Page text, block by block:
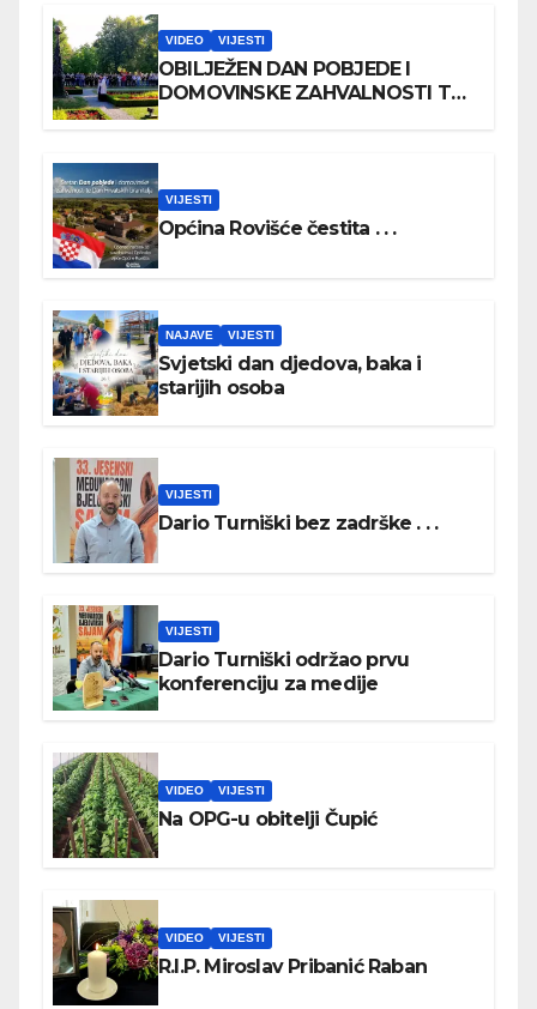
VIDEO VIJESTI
OBILJEŽEN DAN POBJEDE I
DOMOVINSKE ZAHVALNOSTI TE
VIJESTI
Općina Rovišće čestita . . .
NAJAVE VIJESTI
Svjetski dan djedova, baka i
starijih osoba
VIJESTI
Dario Turniški bez zadrške . . .
VIJESTI
Dario Turniški održao prvu
konferenciju za medije
VIDEO VIJESTI
Na OPG-u obitelji Čupić
VIDEO VIJESTI
R.I.P. Miroslav Pribanić Raban